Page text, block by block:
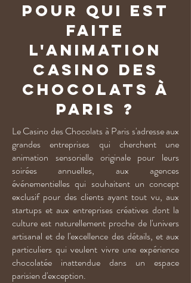
Pour qui est
faite
l'animation
Casino des
Chocolats à
Paris ?
Le Casino des Chocolats à Paris s'adresse aux
grandes entreprises qui cherchent une
animation sensorielle originale pour leurs
soirées annuelles, aux agences
événementielles qui souhaitent un concept
exclusif pour des clients ayant tout vu, aux
startups et aux entreprises créatives dont la
culture est naturellement proche de l'univers
artisanal et de l'excellence des détails, et aux
particuliers qui veulent vivre une expérience
chocolatée inattendue dans un espace
parisien d'exception.